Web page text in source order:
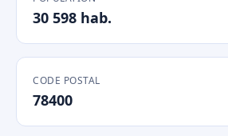
30 598 hab.
CODE POSTAL
78400